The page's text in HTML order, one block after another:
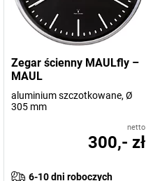
Zegar ścienny MAULfly –
MAUL
aluminium szczotkowane, Ø
305 mm
netto
300,- zł
6-10 dni roboczych